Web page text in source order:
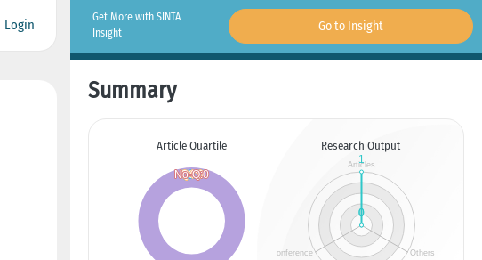
Login
Get More with SINTA
Insight
Go to Insight
Summary
Article Quartile Research Output